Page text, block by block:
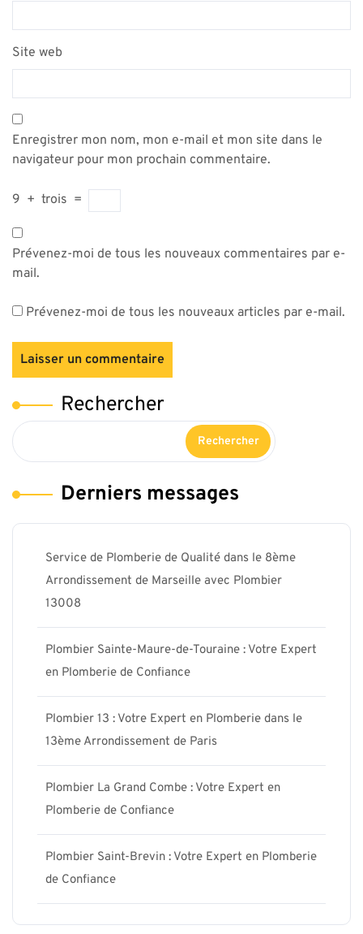
Site web
Enregistrer mon nom, mon e-mail et mon site dans le
navigateur pour mon prochain commentaire.
9 + trois =
Prévenez-moi de tous les nouveaux commentaires par e-
mail.
Prévenez-moi de tous les nouveaux articles par e-mail.
Rechercher
Rechercher
Derniers messages
Service de Plomberie de Qualité dans le 8ème
Arrondissement de Marseille avec Plombier
13008
Plombier Sainte-Maure-de-Touraine : Votre Expert
en Plomberie de Confiance
Plombier 13 : Votre Expert en Plomberie dans le
13ème Arrondissement de Paris
Plombier La Grand Combe : Votre Expert en
Plomberie de Confiance
Plombier Saint-Brevin : Votre Expert en Plomberie
de Confiance